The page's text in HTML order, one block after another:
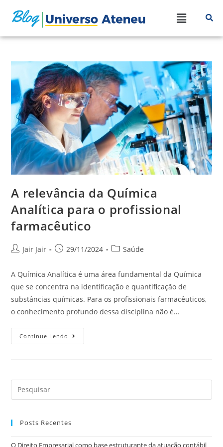
A relevância da Química
Analítica para o profissional
farmacêutico
Jair Jair 29/11/2024 Saúde
A Química Analítica é uma área fundamental da Química
que se concentra na identificação e quantificação de
substâncias químicas. Para os profissionais farmacêuticos,
o conhecimento profundo dessa disciplina não é…
Continue Lendo
Posts Recentes
O Direito Empresarial como base estruturante da atuação contábil